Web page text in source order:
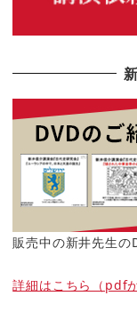
販売中の新井先生の
詳細はこちら（pdf